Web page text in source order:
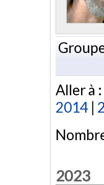
Aller à :
2014 |
2023